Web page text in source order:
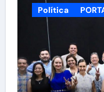
Política